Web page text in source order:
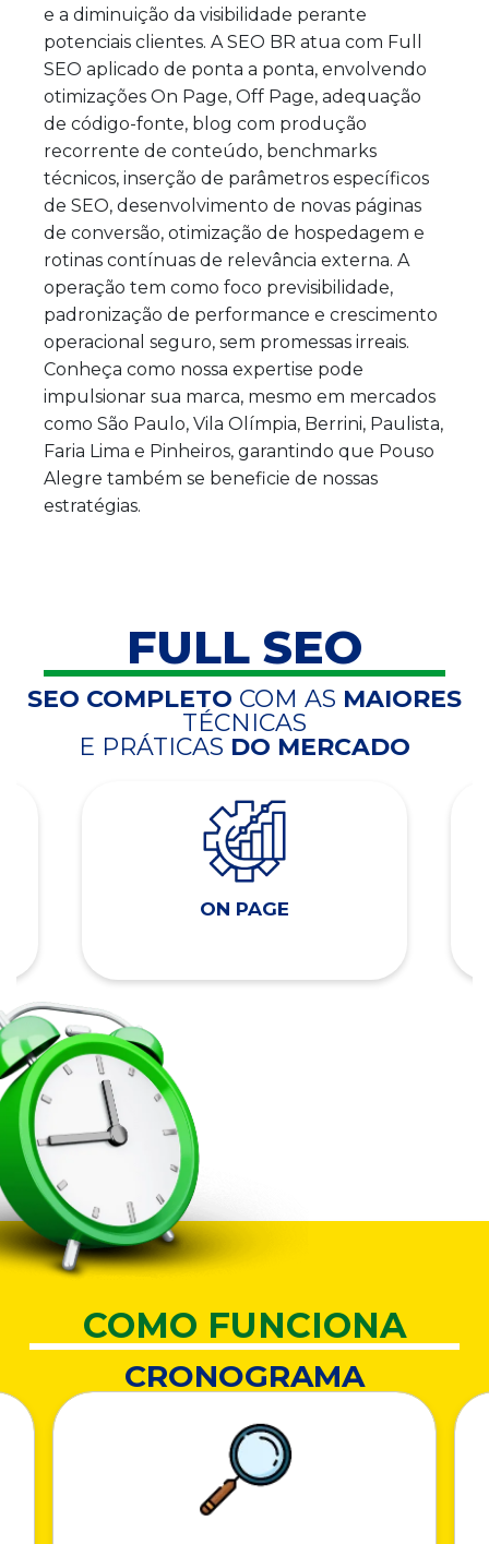
e a diminuição da visibilidade perante
potenciais clientes. A SEO BR atua com Full
SEO aplicado de ponta a ponta, envolvendo
otimizações On Page, Off Page, adequação
de código-fonte, blog com produção
recorrente de conteúdo, benchmarks
técnicos, inserção de parâmetros específicos
de SEO, desenvolvimento de novas páginas
de conversão, otimização de hospedagem e
rotinas contínuas de relevância externa. A
operação tem como foco previsibilidade,
padronização de performance e crescimento
operacional seguro, sem promessas irreais.
Conheça como nossa expertise pode
impulsionar sua marca, mesmo em mercados
como São Paulo, Vila Olímpia, Berrini, Paulista,
Faria Lima e Pinheiros, garantindo que Pouso
Alegre também se beneficie de nossas
estratégias.
FULL SEO
SEO COMPLETO COM AS MAIORES
TÉCNICAS
E PRÁTICAS DO MERCADO
ON PAGE
COMO FUNCIONA
CRONOGRAMA